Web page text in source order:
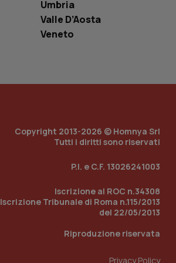
Umbria
Valle D’Aosta
Veneto
Copyright 2013-2026 © Homnya Srl
Tutti i diritti sono riservati
P.I. e C.F. 13026241003
Iscrizione al ROC n.34308
Iscrizione Tribunale di Roma n.115/2013
del 22/05/2013
Riproduzione riservata
Privacy Policy